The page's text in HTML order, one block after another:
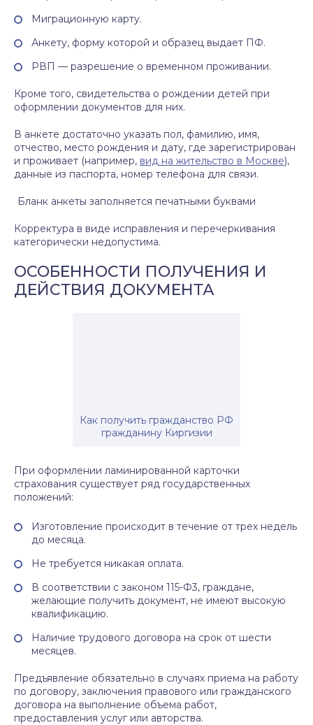
Миграционную карту.
Анкету, форму которой и образец выдает ПФ.
РВП — разрешение о временном проживании.
Кроме того, свидетельства о рождении детей при
оформлении документов для них.
В анкете достаточно указать пол, фамилию, имя,
отчество, место рождения и дату, где зарегистрирован
и проживает (например, вид на жительство в Москве),
данные из паспорта, номер телефона для связи.
Бланк анкеты заполняется печатными буквами
Корректура в виде исправления и перечеркивания
категорически недопустима.
ОСОБЕННОСТИ ПОЛУЧЕНИЯ И
ДЕЙСТВИЯ ДОКУМЕНТА
Как получить гражданство РФ
гражданину Киргизии
При оформлении ламинированной карточки
страхования существует ряд государственных
положений:
Изготовление происходит в течение от трех недель
до месяца.
Не требуется никакая оплата.
В соответствии с законом 115-Ф3, граждане,
желающие получить документ, не имеют высокую
квалификацию.
Наличие трудового договора на срок от шести
месяцев.
Предъявление обязательно в случаях приема на работу
по договору, заключения правового или гражданского
договора на выполнение объема работ,
предоставления услуг или авторства.